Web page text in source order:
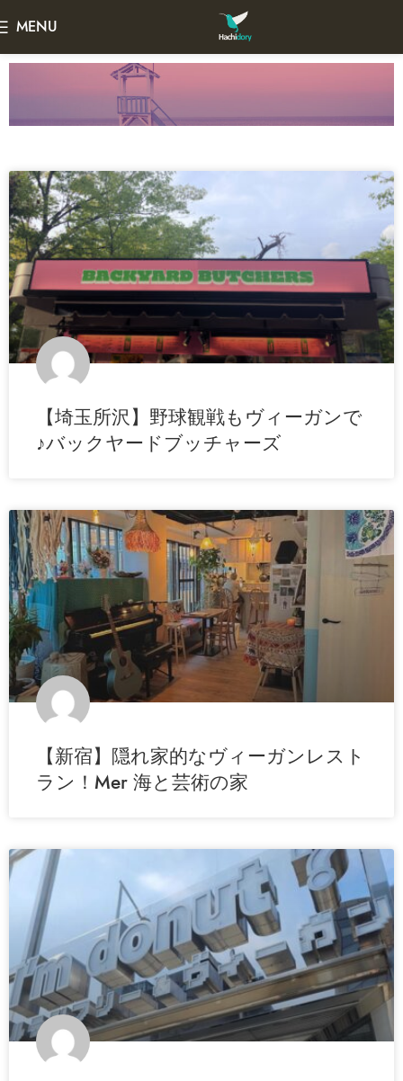
MENU
Hachidoryを検索する
ヴィーガン、ベジタリアンのアーティスト、エシカルなラ
イフスタイル、エシカルなファッションやブランド
Hachidory(ハチドリィ)の中からを見つけよう。
【埼玉所沢】野球観戦もヴィーガンで
♪バックヤードブッチャーズ
【新宿】隠れ家的なヴィーガンレスト
ラン！Mer 海と芸術の家